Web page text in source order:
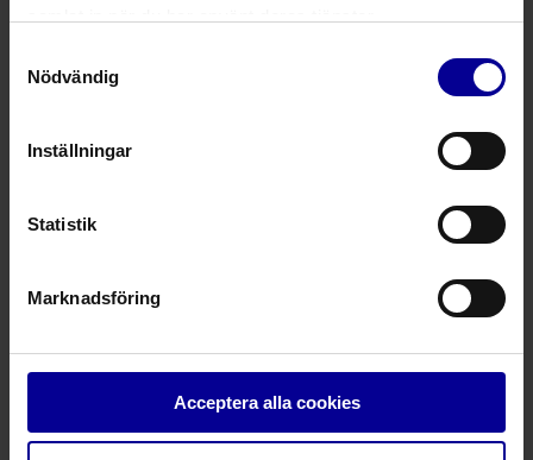
Nödvändig
Inställningar
Statistik
Marknadsföring
Acceptera alla cookies
Patientkontrollerad epidural analgesi (PCEA)
Utformad för säker infusion
För att bidra till säkrare infusionsterapi är systemet
utrustat med flera säkerhetsfunktioner som hjälper till
feladministrering.
Tydlig läkemedelsidentifiering
Färg- och ljuddifferentierade larm